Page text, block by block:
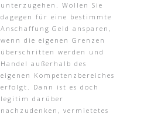
unterzugehen. Wollen Sie
dagegen für eine bestimmte
Anschaffung Geld ansparen,
wenn die eigenen Grenzen
überschritten werden und
Handel außerhalb des
eigenen Kompetenzbereiches
erfolgt. Dann ist es doch
legitim darüber
nachzudenken, vermietetes